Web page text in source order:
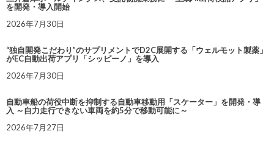
を開発・導入開始
2026年7月30日
“独自開発こだわり”のサプリメントでD2C展開する「ウェルモット製薬」
がEC自動出荷アプリ「シッピーノ」を導入
2026年7月30日
自動車船の荷役中断を抑制する自動車移動用「スケーター」を開発・導
入 ～自力走行できない車両を約5分で移動可能に～
2026年7月27日